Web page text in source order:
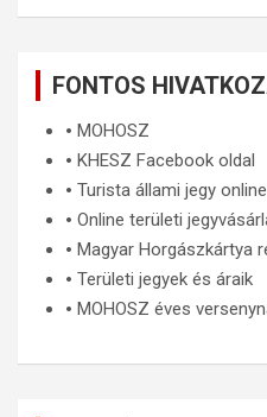
FONTOS
🞄 MOHOSZ
🞄 KHESZ Facebook oldal
🞄 Turista állami jegy
🞄 Online területi
🞄 Magyar Horgászkártya
🞄 Területi jegyek és áraik
🞄 MOHOSZ éves